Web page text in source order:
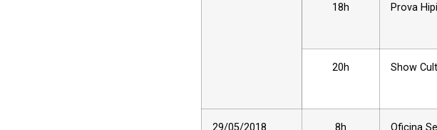
18h Prova
20h Show
29/05/2018 8h Oficina